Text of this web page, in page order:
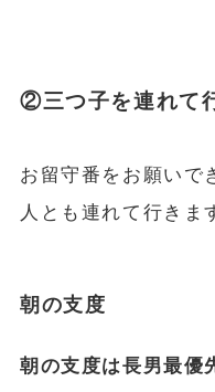
②三つ子を連れて
お留守番をお願いで
人とも連れて行きま
朝の支度
朝の支度は長男最優